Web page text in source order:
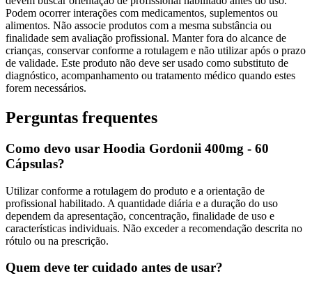
Podem ocorrer interações com medicamentos, suplementos ou
alimentos. Não associe produtos com a mesma substância ou
finalidade sem avaliação profissional. Manter fora do alcance de
crianças, conservar conforme a rotulagem e não utilizar após o prazo
de validade. Este produto não deve ser usado como substituto de
diagnóstico, acompanhamento ou tratamento médico quando estes
forem necessários.
Perguntas frequentes
Como devo usar Hoodia Gordonii 400mg - 60
Cápsulas?
Utilizar conforme a rotulagem do produto e a orientação de
profissional habilitado. A quantidade diária e a duração do uso
dependem da apresentação, concentração, finalidade de uso e
características individuais. Não exceder a recomendação descrita no
rótulo ou na prescrição.
Quem deve ter cuidado antes de usar?